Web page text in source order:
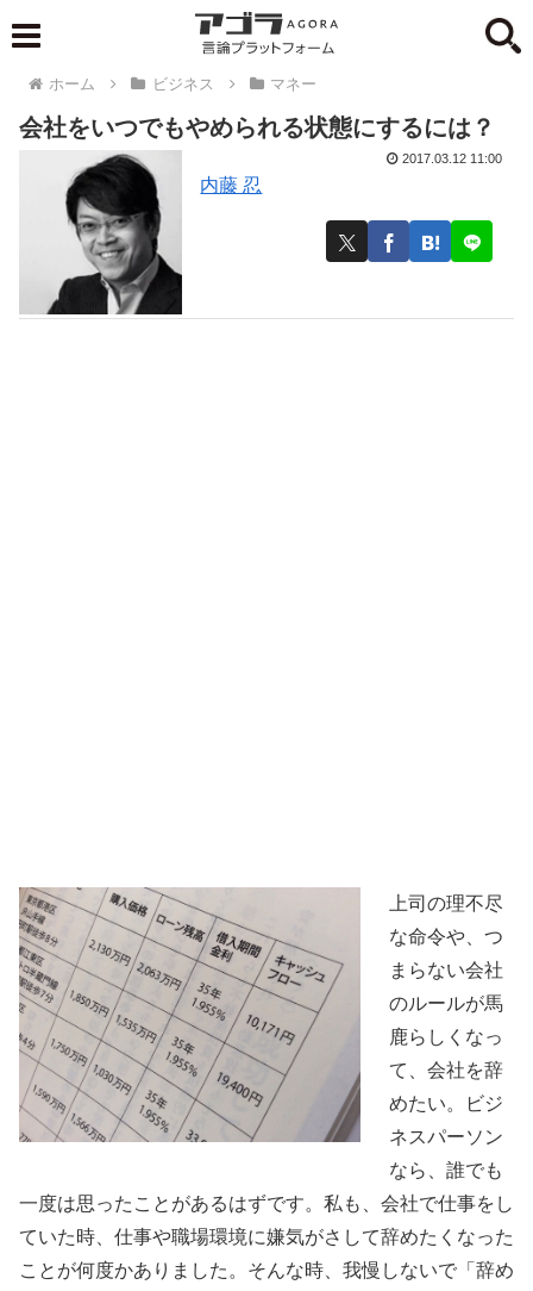
ホーム ビジネス マネー
会社をいつでもやめられる状態にするには？
内藤 忍
2017.03.12 11:00
上司の理不尽
な命令や、つ
まらない会社
のルールが馬
鹿らしくなっ
て、会社を辞
めたい。ビジ
ネスパーソン
なら、誰でも
一度は思ったことがあるはずです。私も、会社で仕事をし
ていた時、仕事や職場環境に嫌気がさして辞めたくなった
ことが何度かありました。そんな時、我慢しないで「辞め